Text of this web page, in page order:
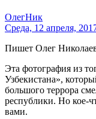
ОлегНик
Среда, 12 апреля,
Пишет Олег
Эта фотография из
Узбекистана»,
большого террора
республики. Но кое-
вами.